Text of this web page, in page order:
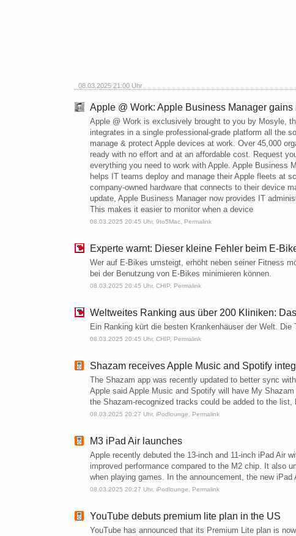
08.03.2025 21:00 Uhr
Apple @ Work: Apple Business Manager
Apple @ Work is exclusively brought to you by Mosyle,
integrates in a single professional-grade platform all the
manage & protect Apple devices at work. Over 45,000
ready with no effort and at an affordable cost. Request
everything you need to work with Apple. Apple Business
helps IT teams deploy and manage their Apple fleets at
company-owned hardware that connects to their device
update, Apple Business Manager now provides IT
This makes it easier to monitor when a device
08.03.2025 20:45 Uhr, 9to5Mac Permalink
Experte warnt: Dieser kleine Fehler beim E-
Wer auf E-Bikes umsteigt, erhöht neben seiner Fitness
bei der Benutzung von E-Bikes minimieren können.
08.03.2025 20:45 Uhr, CHIP Permalink
Weltweites Ranking aus über 200 Kliniken:
Ein Ranking kürt die besten Krankenhäuser der Welt.
08.03.2025 20:45 Uhr, CHIP Permalink
Shazam receives Apple Music and Spotify
The Shazam app was recently updated to better sync
Apple said Apple Music and Spotify will have My
the Shazam-recognized tracks could be added to the
08.03.2025 20:27 Uhr, iPodlounge Permalink
M3 iPad Air launches
Apple recently debuted the 13-inch and 11-inch iPad Air
improved performance compared to the M2 chip. It also
when playing games. In the announcement, the new
08.03.2025 20:27 Uhr, iPodlounge Permalink
YouTube debuts premium lite plan in the US
YouTube has announced that its Premium Lite plan is